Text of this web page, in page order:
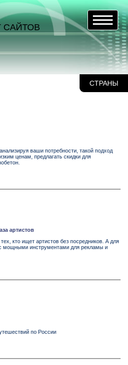
СТРАНЫ
САЙТОВ
ваши потребности, такой подход
ценам, предлагать скидки для
артистов
кто ищет артистов без посредников. А для
мощными инструментами для рекламы и
по России